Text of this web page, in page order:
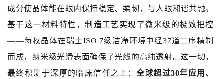
成分使晶体能在眼内保持稳定、柔韧，与人眼和谐共融。
基于这一材料特性，制造工艺实现了微米级的极致把控
——每枚晶体在瑞士ISO 7级洁净环境中经37道工序精制
而成，纳米级光滑表面确保了光线的高纯透射。这一切，
最终积淀于深厚的临床信任之上：全球超过30年应用、